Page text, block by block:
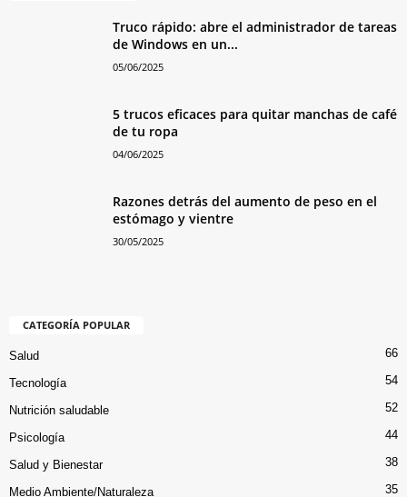
Truco rápido: abre el administrador de tareas
de Windows en un...
05/06/2025
5 trucos eficaces para quitar manchas de café
de tu ropa
04/06/2025
Razones detrás del aumento de peso en el
estómago y vientre
30/05/2025
CATEGORÍA POPULAR
Salud 66
Tecnología 54
Nutrición saludable 52
Psicología 44
Salud y Bienestar 38
Medio Ambiente/Naturaleza 35